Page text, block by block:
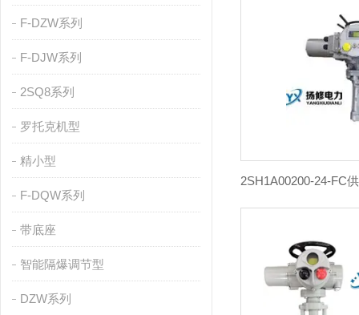
F-DZW系列
F-DJW系列
2SQ8系列
罗托克机型
精小型
F-DQW系列
带底座
智能隔爆调节型
DZW系列